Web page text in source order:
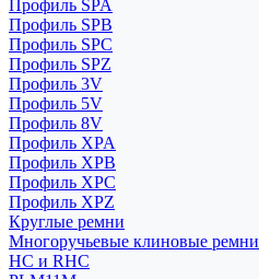
Профиль SPA
Профиль SPB
Профиль SPC
Профиль SPZ
Профиль 3V
Профиль 5V
Профиль 8V
Профиль XPA
Профиль XPB
Профиль XPC
Профиль XPZ
Круглые ремни
Многоручьевые клиновые ремни
HC и RHC